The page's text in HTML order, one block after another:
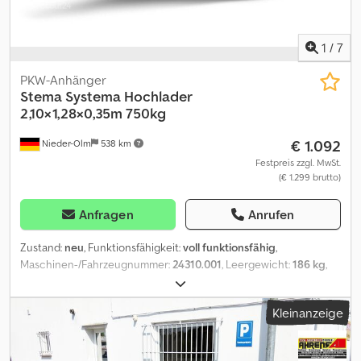
1 / 7
Nieder-Olm 538 km
PKW-Anhänger
Stema Systema Hochlader
2,10×1,28×0,35m 750kg
€ 1.092
Festpreis zzgl. MwSt.
(€ 1.299 brutto)
Anfragen Anrufen
Zustand: neu, Funktionsfähigkeit:voll funktionsfähig,
Maschinen-/Fahrzeugnummer: 24310.001 , Leergewicht:186 kg
, Gesamtgewicht:
Konfiguration:1 Achse, Laderaumlänge:2.100 mm,
Laderaumbreite:
1.280 mm, Laderaumhöhe: 350 mm , Bordwand,
Reling und Co. - mit langlebigem und hochwertigem
Korrosionsschutz - Bordwände aus Stahlblech mit Galvalume
Kleinanzeige